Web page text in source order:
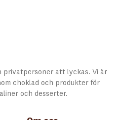
privatpersoner att lyckas. Vi är
choklad och produkter för
och desserter.